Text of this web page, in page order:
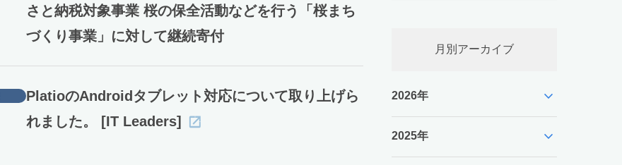
さと納税対象事業 桜の保全活動などを行う「桜まち
づくり事業」に対して継続寄付
PlatioのAndroidタブレット対応について取り上げら
れました。 [IT Leaders]
月別アーカイブ
2026年 expand_more
2025年 expand_more